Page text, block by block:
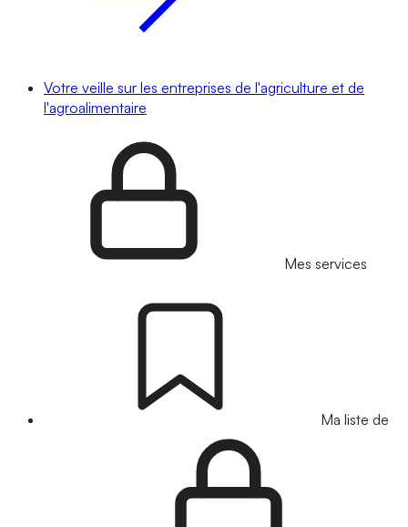
Votre veille sur les entreprises de l'agriculture et de
l'agroalimentaire
Mes services
Ma liste de